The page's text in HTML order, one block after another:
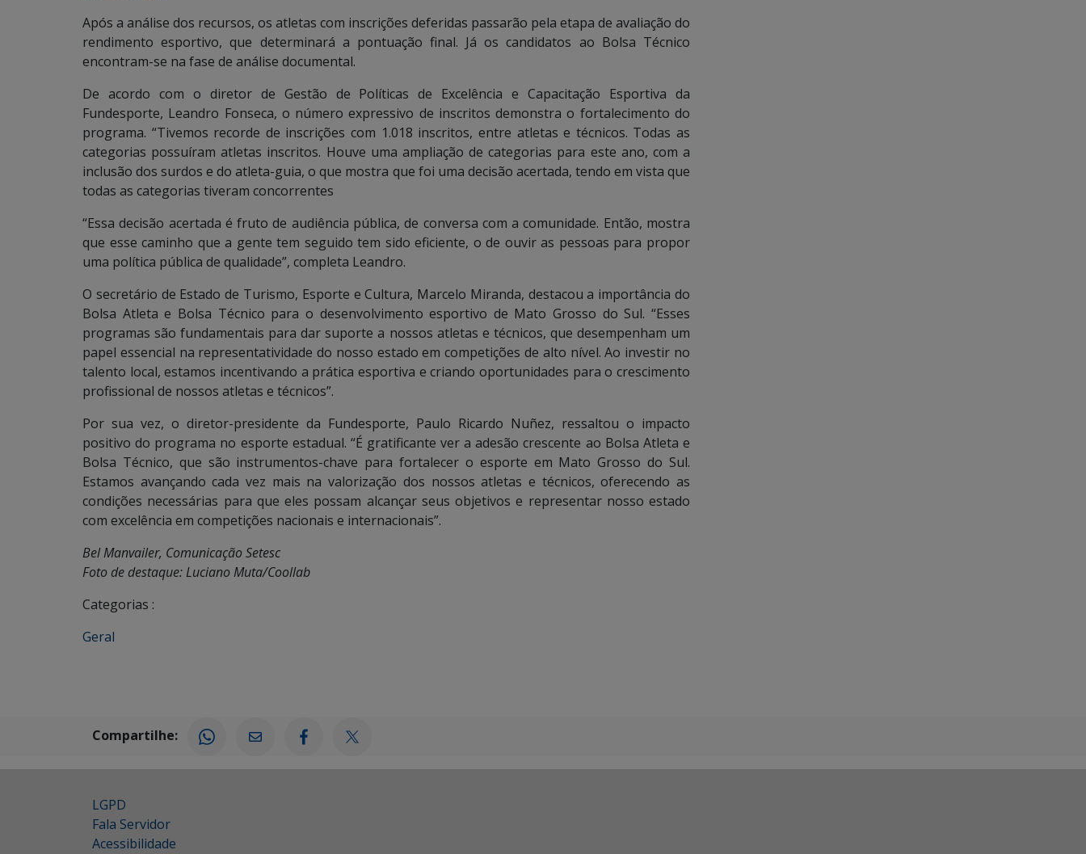
Após a análise dos recursos, os atletas com inscrições deferidas passarão pela etapa de avaliação do
rendimento esportivo, que determinará a pontuação final. Já os candidatos ao Bolsa Técnico
encontram-se na fase de análise documental.
De acordo com o diretor de Gestão de Políticas de Excelência e Capacitação Esportiva da
Fundesporte, Leandro Fonseca, o número expressivo de inscritos demonstra o fortalecimento do
programa. “Tivemos recorde de inscrições com 1.018 inscritos, entre atletas e técnicos. Todas as
categorias possuíram atletas inscritos. Houve uma ampliação de categorias para este ano, com a
inclusão dos surdos e do atleta-guia, o que mostra que foi uma decisão acertada, tendo em vista que
todas as categorias tiveram concorrentes
“Essa decisão acertada é fruto de audiência pública, de conversa com a comunidade. Então, mostra
que esse caminho que a gente tem seguido tem sido eficiente, o de ouvir as pessoas para propor
uma política pública de qualidade”, completa Leandro.
O secretário de Estado de Turismo, Esporte e Cultura, Marcelo Miranda, destacou a importância do
Bolsa Atleta e Bolsa Técnico para o desenvolvimento esportivo de Mato Grosso do Sul. “Esses
programas são fundamentais para dar suporte a nossos atletas e técnicos, que desempenham um
papel essencial na representatividade do nosso estado em competições de alto nível. Ao investir no
talento local, estamos incentivando a prática esportiva e criando oportunidades para o crescimento
profissional de nossos atletas e técnicos”.
Por sua vez, o diretor-presidente da Fundesporte, Paulo Ricardo Nuñez, ressaltou o impacto
positivo do programa no esporte estadual. “É gratificante ver a adesão crescente ao Bolsa Atleta e
Bolsa Técnico, que são instrumentos-chave para fortalecer o esporte em Mato Grosso do Sul.
Estamos avançando cada vez mais na valorização dos nossos atletas e técnicos, oferecendo as
condições necessárias para que eles possam alcançar seus objetivos e representar nosso estado
com excelência em competições nacionais e internacionais”.
Bel Manvailer, Comunicação Setesc
Foto de destaque: Luciano Muta/Coollab
Categorias :
Geral
Compartilhe:
LGPD
Fala Servidor
Acessibilidade